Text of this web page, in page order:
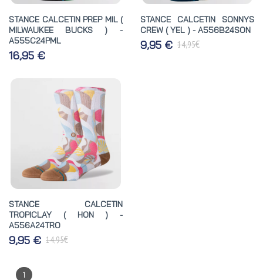
STANCE CALCETIN PREP MIL (
MILWAUKEE BUCKS ) -
A555C24PML
16,95 €
STANCE CALCETIN SONNYS
CREW ( YEL ) - A556B24SON
9,95 € 14,95€
STANCE CALCETIN
TROPICLAY ( HON ) -
A556A24TRO
9,95 € 14,95€
1